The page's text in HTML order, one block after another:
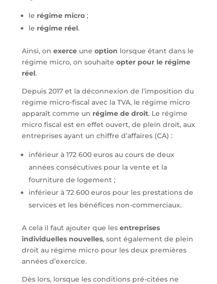
le régime micro;
le régime réel.
Ainsi, on exerceune option lorsque étant dans le
régime micro, on souhaite opter pour le régime
réel.
Depuis 2017 et la déconnexion de l’imposition du
régime micro-fiscal avec la TVA, le régime micro
apparaît comme un régime de droit. Le régime
micro fiscal est en effet ouvert, de plein droit, aux
entreprises ayant un chiffre d’affaires (CA) :
inférieur à 172 600 euros au cours de deux
années consécutives pour la vente et la
fourniture de logement ;
inférieur à 72 600 euros pour les prestations de
services et les bénéfices non-commerciaux.
A cela il faut ajouter que les entreprises
individuelles nouvelles, sont également de plein
droit au régime micro pour les deux premières
années d’exercice.
Dès lors, lorsque les conditions pré-citées ne